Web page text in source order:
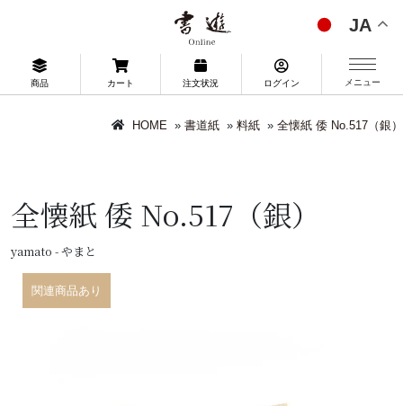
JA
商品 カート 注文状況 ログイン メニュー
HOME » 書道紙 » 料紙 » 全懐紙 倭 No.517（銀）
全懐紙 倭 No.517（銀）
yamato - やまと
関連商品あり